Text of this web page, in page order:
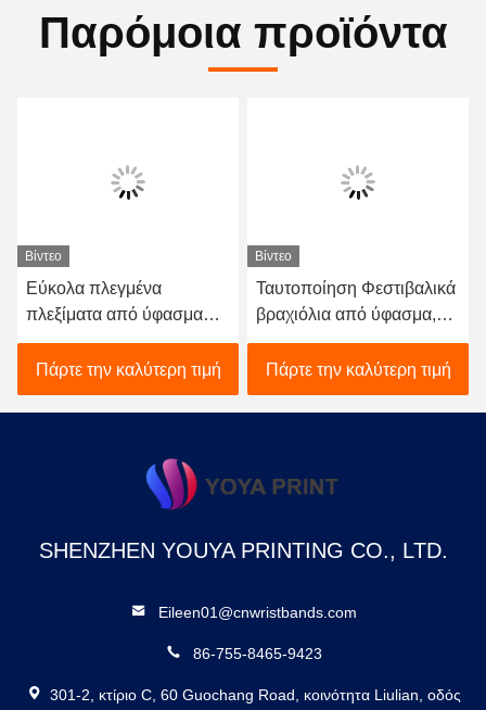
Παρόμοια προϊόντα
Βίντεο
Εύκολα πλεγμένα
πλεξίματα από ύφασμα
ρυθμιζόμενα σε πλήρες
χρώμα
Πάρτε την καλύτερη τιμή
Βίντεο
Ταυτοποίηση Φεστιβαλικά
βραχιόλια από ύφασμα,
βραχιόλια από κόμμα
υφασμένα ύφασμα
Πάρτε την καλύτερη τιμή
SHENZHEN YOUYA PRINTING CO., LTD.
Eileen01@cnwristbands.com
86-755-8465-9423
301-2, κτίριο C, 60 Guochang Road, κοινότητα Liulian, οδός